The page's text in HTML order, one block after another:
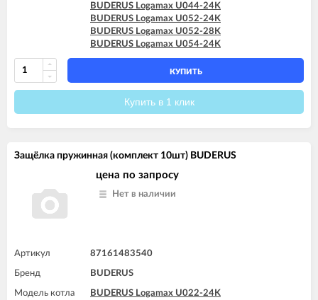
BUDERUS Logamax U044-24K
BUDERUS Logamax U052-24K
BUDERUS Logamax U052-28K
BUDERUS Logamax U054-24K
КУПИТЬ
Купить в 1 клик
Защёлка пружинная (комплект 10шт) BUDERUS
цена по запросу
Нет в наличии
Артикул 87161483540
Бренд BUDERUS
Модель котла
BUDERUS Logamax U022-24K